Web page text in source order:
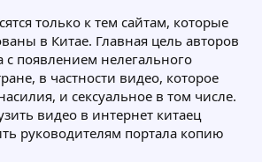
только к тем сайтам, которые
в Китае. Главная цель авторов
с появлением нелегального
в частности видео, которое
и сексуальное в том числе.
видео в интернет китаец
руководителям портала копию